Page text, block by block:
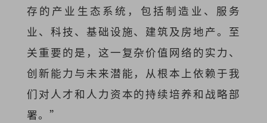
存的产业生态系统，包括制造业、服务
业、科技、基础设施、建筑及房地产。至
关重要的是，这一复杂价值网络的实力、
创新能力与未来潜能，从根本上依赖于我
们对人才和人力资本的持续培养和战略部
署。”